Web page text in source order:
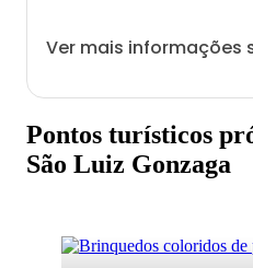
Ver mais
Pontos turísticos
São Luiz Gonzaga